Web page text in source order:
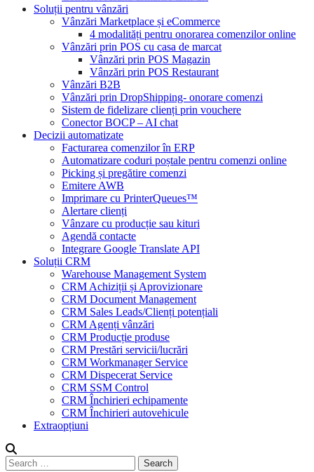
Soluții pentru vânzări
Vânzări Marketplace și eCommerce
4 modalități pentru onorarea comenzilor online
Vânzări prin POS cu casa de marcat
Vânzări prin POS Magazin
Vânzări prin POS Restaurant
Vânzări B2B
Vânzări prin DropShipping- onorare comenzi
Sistem de fidelizare clienți prin vouchere
Conector BOCP – AI chat
Decizii automatizate
Facturarea comenzilor în ERP
Automatizare coduri poștale pentru comenzi online
Picking și pregătire comenzi
Emitere AWB
Imprimare cu PrinterQueues™
Alertare clienți
Vânzare cu producție sau kituri
Agendă contacte
Integrare Google Translate API
Soluții CRM
Warehouse Management System
CRM Achiziții și Aprovizionare
CRM Document Management
CRM Sales Leads/Clienți potențiali
CRM Agenți vânzări
CRM Producție produse
CRM Prestări servicii/lucrări
CRM Workmanager Service
CRM Dispecerat Service
CRM SSM Control
CRM Închirieri echipamente
CRM Închirieri autovehicule
Extraopțiuni